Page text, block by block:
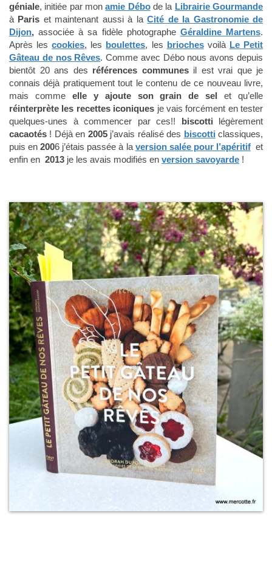
géniale, initiée par monamie Débode la Librairie Gourmande
à Paris et maintenant aussi à laCité de la Gastronomie de
Dijon, associée à sa fidèle photographe Géraldine Martens.
Après lescookies, les boulettes, les briochesvoilà Le Petit
Gâteau de nos Rêves. Comme avec Débo nous avons depuis
bientôt 20 ans des références communesil est vrai que je
connais déjà pratiquement tout le contenu de ce nouveau livre,
mais comme elle y ajoute son grain de sel et qu’elle
réinterprète les recettes iconiques je vais forcément en tester
quelques-unes à commencer par ces!! biscotti légèrement
cacaotés ! Déjà en 2005j’avais réalisé des biscotti classiques,
puis en2006 j’étais passée à laversion salée pour l’apéritifet
enfin en 2013 je les avais modifiés en version savoyarde !